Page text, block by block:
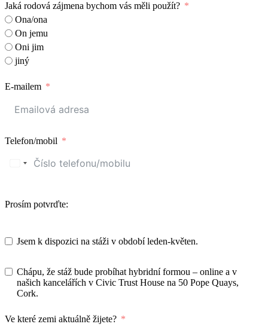
Jaká rodová zájmena bychom vás měli použít?
Ona/ona
On jemu
Oni jim
jiný
E-mailem
Telefon/mobil
Prosím potvrďte:
Jsem k dispozici na stáži v období leden-květen.
Chápu, že stáž bude probíhat hybridní formou – online a v
našich kancelářích v Civic Trust House na 50 Pope Quays,
Cork.
Ve které zemi aktuálně žijete?